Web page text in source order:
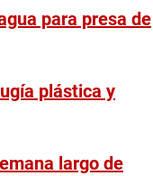
para presa de
plástica y
largo de